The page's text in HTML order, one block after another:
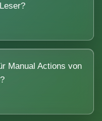
Manual Actions von